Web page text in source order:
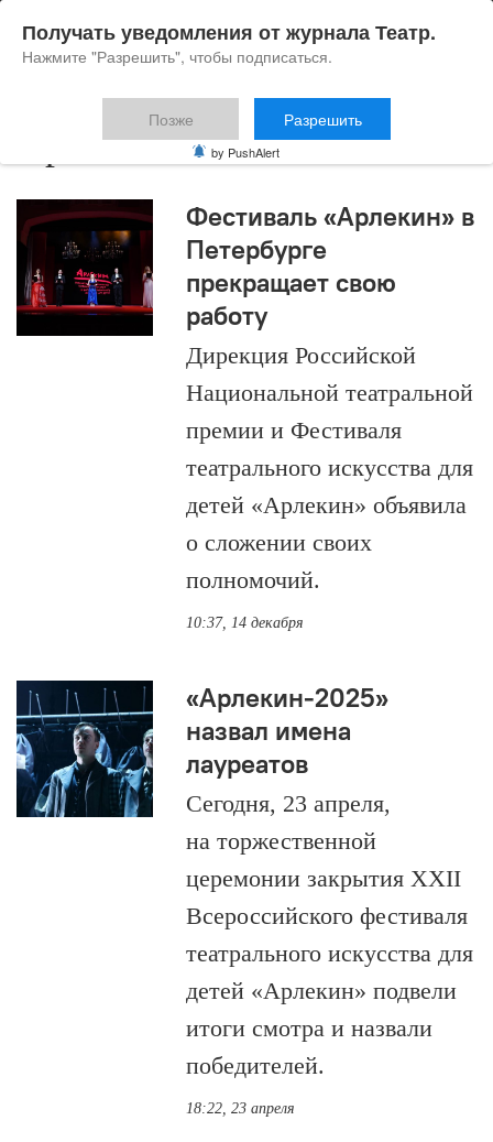
Арлекин
Фестиваль «Арлекин» в
Петербурге
прекращает свою
работу
Дирекция Российской
Национальной театральной
премии и Фестиваля
театрального искусства для
детей «Арлекин» объявила
о сложении своих
полномочий.
10:37, 14 декабря
«Арлекин-2025»
назвал имена
лауреатов
Сегодня, 23 апреля,
на торжественной
церемонии закрытия XXII
Всероссийского фестиваля
театрального искусства для
детей «Арлекин» подвели
итоги смотра и назвали
победителей.
18:22, 23 апреля
Получать уведомления от журнала Театр.
Нажмите "Разрешить", чтобы подписаться.
Позже Разрешить
by PushAlert